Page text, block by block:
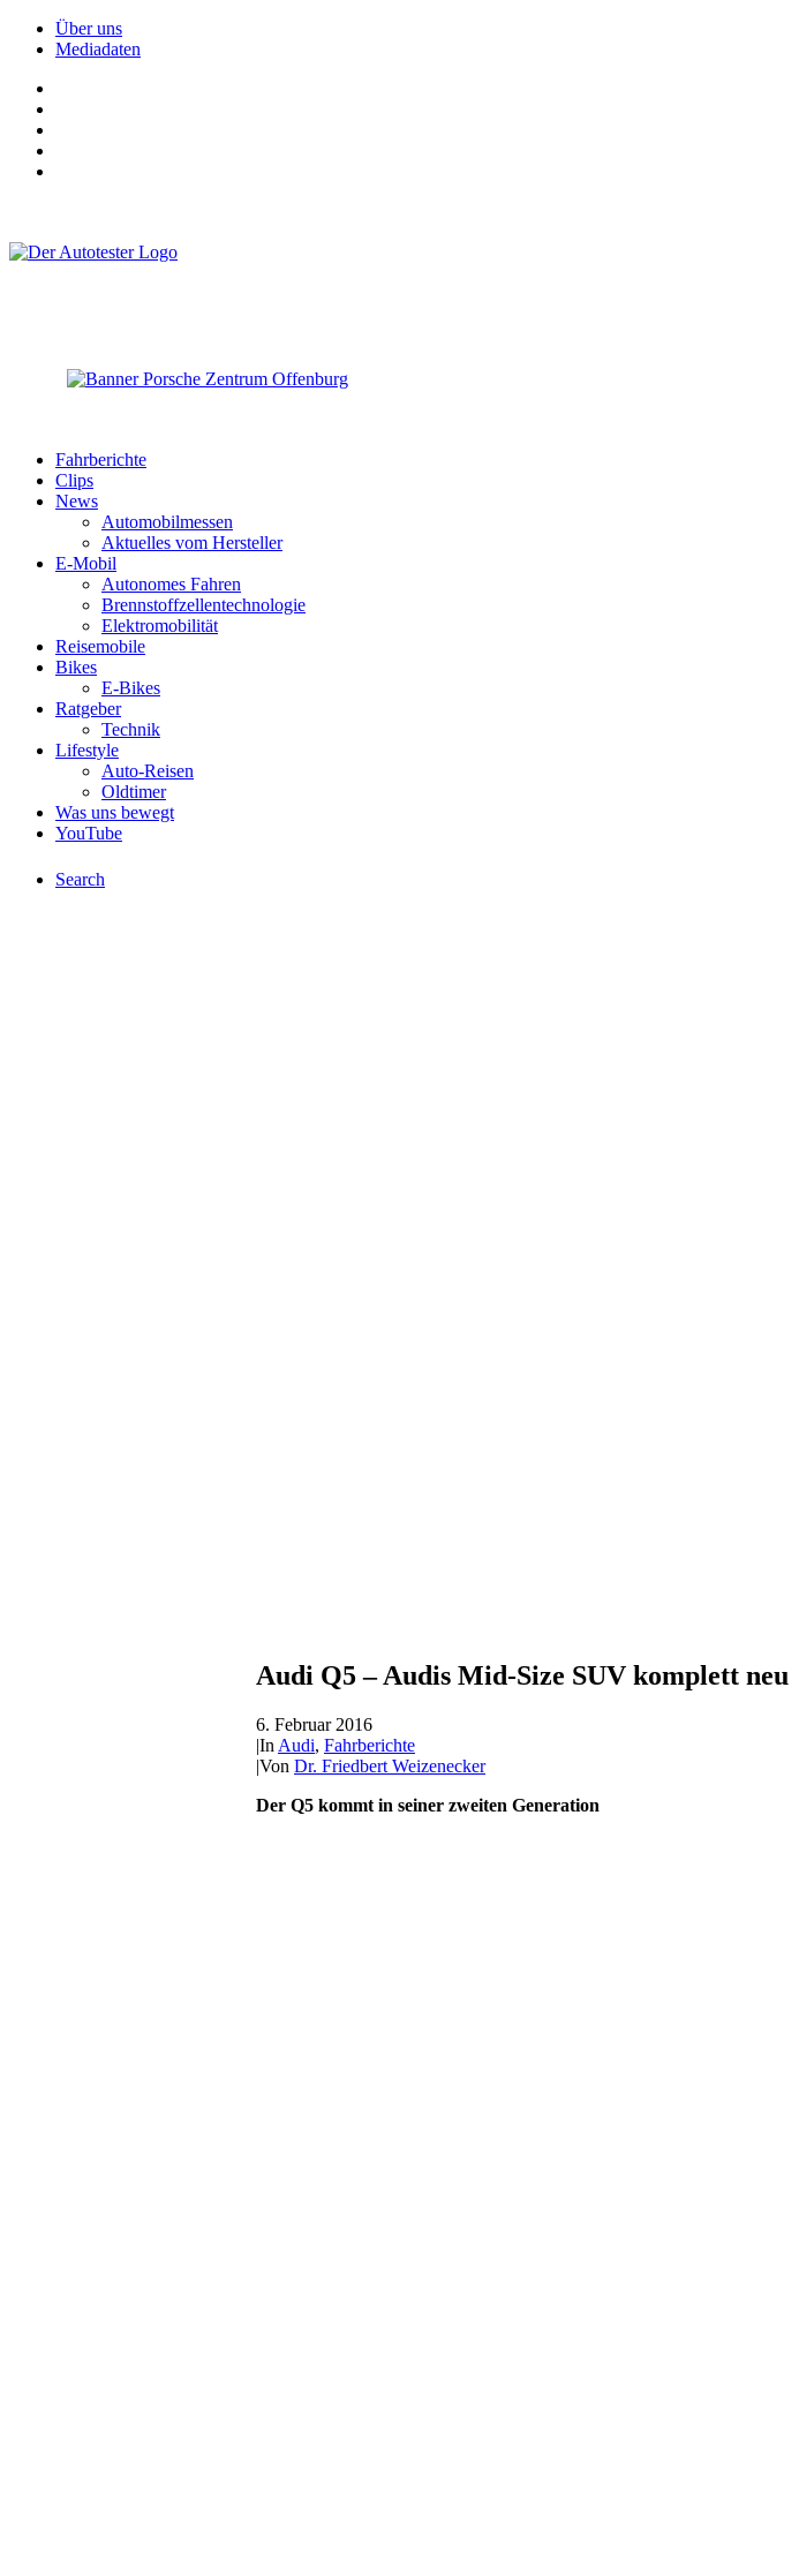
Über uns
Mediadaten
Fahrberichte
Clips
News
Automobilmessen
Aktuelles vom Hersteller
E-Mobil
Autonomes Fahren
Brennstoffzellentechnologie
Elektromobilität
Reisemobile
Bikes
E-Bikes
Ratgeber
Technik
Lifestyle
Auto-Reisen
Oldtimer
Was uns bewegt
YouTube
Search
Audi Q5 – Audis Mid-Size SUV komplett neu
6. Februar 2016
|In Audi, Fahrberichte
|Von Dr. Friedbert Weizenecker
Der Q5 kommt in seiner zweiten Generation